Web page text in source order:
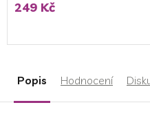
249 Kč
Popis Hodnocení